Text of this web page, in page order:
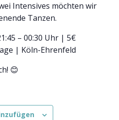
Intensives möchten wir
Tanzen.
– 00:30 Uhr | 5€
| Köln-Ehrenfeld
😊